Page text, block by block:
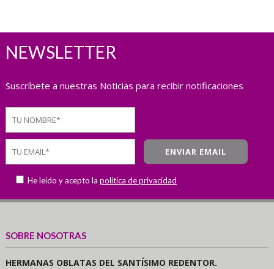
NEWSLETTER
Suscríbete a nuestras Noticias para recibir notificaciones
He leído y acepto la política de privacidad
SOBRE NOSOTRAS
HERMANAS OBLATAS DEL SANTÍSIMO REDENTOR.